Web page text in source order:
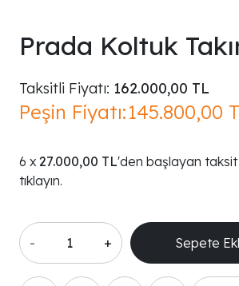
Prada Koltuk
Taksitli Fiyatı: 162.000,00 TL
Peşin Fiyatı:145.800,00
27.000,00 TL'den başlayan
tıklayın.
- +